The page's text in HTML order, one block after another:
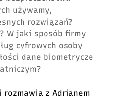
używamy,
rozwiązań?
W jaki sposób firmy
cyfrowych osoby
dane biometrycze
rozmawia z Adrianem